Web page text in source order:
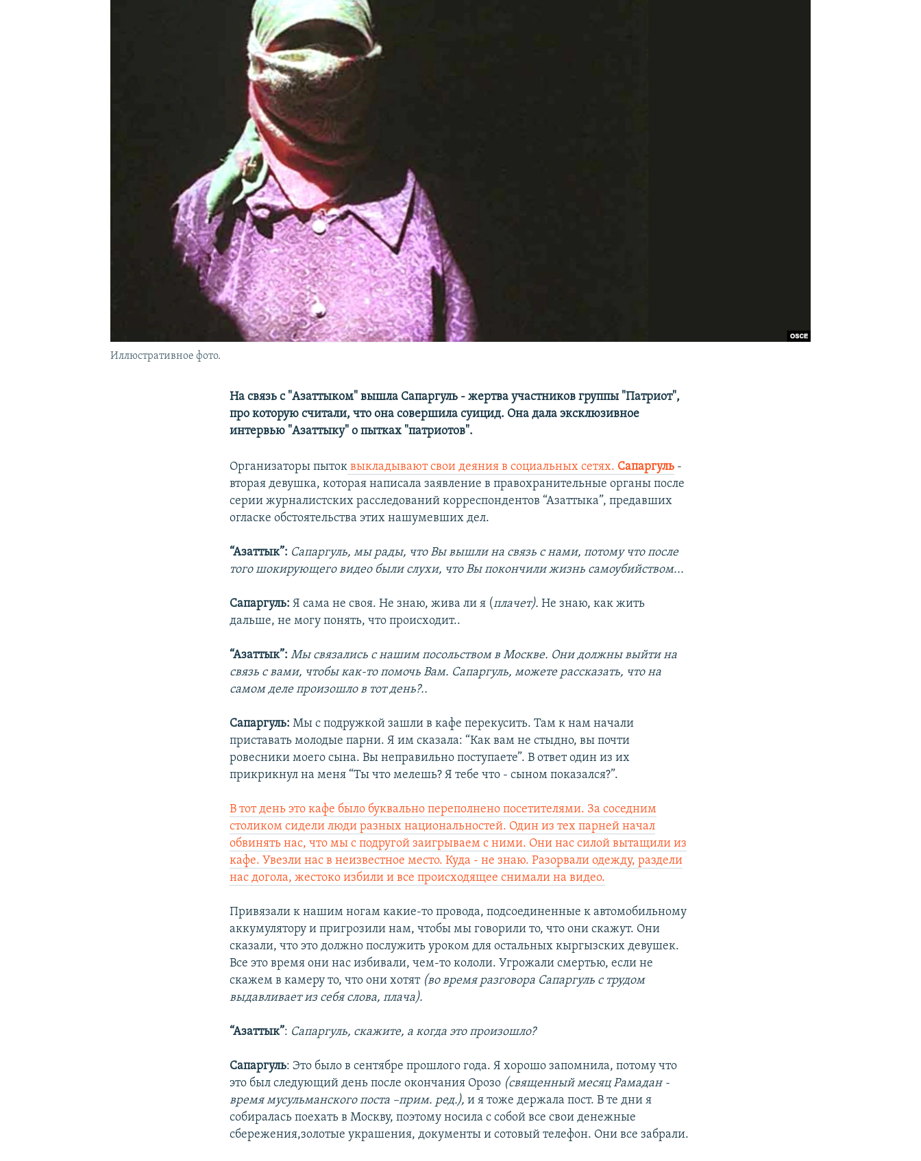
Иллюстративное фото.
На связь с "Азаттыком" вышла Сапаргуль - жертва участников группы "Патриот",
про которую считали, что она совершила суицид. Она дала эксклюзивное
интервью "Азаттыку" о пытках "патриотов".
Организаторы пыток выкладывают свои деяния в социальных сетях. Сапаргуль -
вторая девушка, которая написала заявление в правохранительные органы после
серии журналистских расследований корреспондентов “Азаттыка”, предавших
огласке обстоятельства этих нашумевших дел.
“Азаттык”: Сапаргуль, мы рады, что Вы вышли на связь с нами, потому что после
того шокирующего видео были слухи, что Вы покончили жизнь самоубийством...
Сапаргуль: Я сама не своя. Не знаю, жива ли я (плачет). Не знаю, как жить
дальше, не могу понять, что происходит..
“Азаттык”: Мы связались с нашим посольством в Москве. Они должны выйти на
связь с вами, чтобы как-то помочь Вам. Сапаргуль, можете рассказать, что на
самом деле произошло в тот день?..
Сапаргуль: Мы с подружкой зашли в кафе перекусить. Там к нам начали
приставать молодые парни. Я им сказала: “Как вам не стыдно, вы почти
ровесники моего сына. Вы неправильно поступаете”. В ответ один из их
прикрикнул на меня “Ты что мелешь? Я тебе что - сыном показался?”.
В тот день это кафе было буквально переполнено посетителями. За соседним
столиком сидели люди разных национальностей. Один из тех парней начал
обвинять нас, что мы с подругой заигрываем с ними. Они нас силой вытащили из
кафе. Увезли нас в неизвестное место. Куда - не знаю. Разорвали одежду, раздели
нас догола, жестоко избили и все происходящее снимали на видео.
Привязали к нашим ногам какие-то провода, подсоединенные к автомобильному
аккумулятору и пригрозили нам, чтобы мы говорили то, что они скажут. Они
сказали, что это должно послужить уроком для остальных кыргызских девушек.
Все это время они нас избивали, чем-то кололи. Угрожали смертью, если не
скажем в камеру то, что они хотят (во время разговора Сапаргуль с трудом
выдавливает из себя слова, плача).
“Азаттык”: Сапаргуль, скажите, а когда это произошло?
Сапаргуль: Это было в сентябре прошлого года. Я хорошо запомнила, потому что
это был следующий день после окончания Орозо (священный месяц Рамадан -
время мусульманского поста –прим. ред.), и я тоже держала пост. В те дни я
собиралась поехать в Москву, поэтому носила с собой все свои денежные
сбережения,золотые украшения, документы и сотовый телефон. Они все забрали.